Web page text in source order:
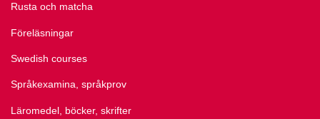
Rusta och matcha
Föreläsningar
Swedish courses
Språkexamina, språkprov
Läromedel, böcker, skrifter